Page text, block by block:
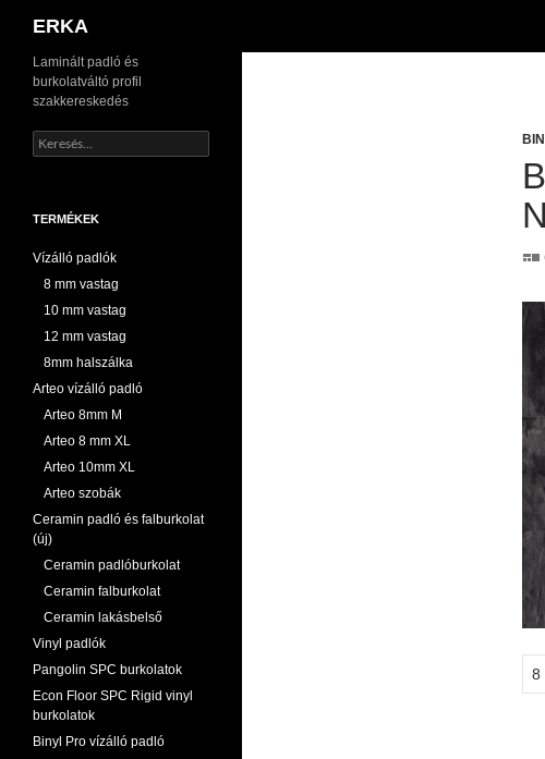
Kilépés
ERKA
8
Laminált padló és
burkolatváltó profil
szakkereskedés
Keresés:
TERMÉKEK
Vízálló padlók
8 mm vastag
10 mm vastag
12 mm vastag
8mm halszálka
Arteo vízálló padló
Arteo 8mm M
Arteo 8 mm XL
Arteo 10mm XL
Arteo szobák
Ceramin padló és falburkolat
(új)
Ceramin padlóburkolat
Ceramin falburkolat
Ceramin lakásbelső
Vinyl padlók
Pangolin SPC burkolatok
Econ Floor SPC Rigid vinyl
burkolatok
Binyl Pro vízálló padló